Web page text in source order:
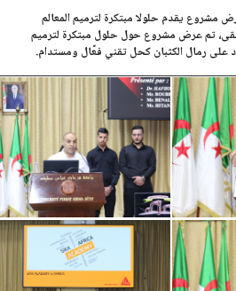
يقدم حلولا مبتكرة لترميم المعالم
تم عرض مشروع حول حلول مبتكرة لترميم
على رمال الكثبان كحل تقني فعّال ومستدام.